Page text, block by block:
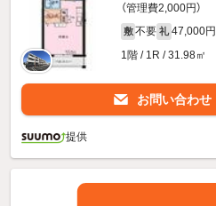
（管理費2,000円）
敷 不要 礼 47,000円
1階 / 1R / 31.98㎡
お問い合わせ
提供